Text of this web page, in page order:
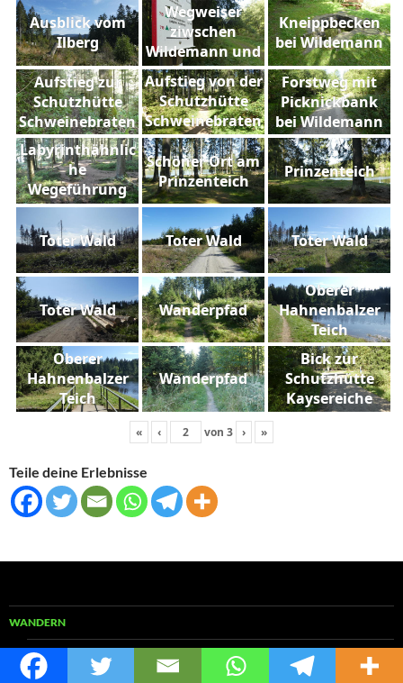
Ausblick vom
Ilberg
Wegweiser
ziwschen
Wildemann und
Schweinebraten
Kneippbecken
bei Wildemann
Aufstieg zur
Schutzhütte
Schweinebraten
Aufstieg von der
Schutzhütte
Schweinebraten
zum Ilbergturm
Forstweg mit
Picknickbank
bei Wildemann
Labyrinthähnlic
he
Wegeführung
am Prinzenteich
Schöner Ort am
Prinzenteich
Prinzenteich
Toter Wald Toter Wald Toter Wald
Toter Wald Wanderpfad
Oberer
Hahnenbalzer
Teich
Oberer
Hahnenbalzer
Teich
Wanderpfad
Bick zur
Schutzhütte
Kaysereiche
« ‹ von 3 › »
Teile deine Erlebnisse
WANDERN
RUND UMS WANDERN
German